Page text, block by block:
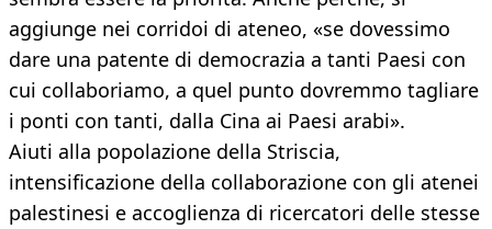
aggiunge nei corridoi di ateneo, «se dovessimo
dare una patente di democrazia a tanti Paesi con
cui collaboriamo, a quel punto dovremmo tagliare
i ponti con tanti, dalla Cina ai Paesi arabi».
Aiuti alla popolazione della Striscia,
intensificazione della collaborazione con gli atenei
palestinesi e accoglienza di ricercatori delle stesse